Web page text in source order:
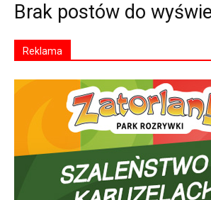
Brak postów do
Reklama